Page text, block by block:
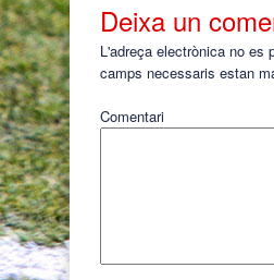
Deixa un
L'adreça electrònica no es
camps necessaris estan
Comentari